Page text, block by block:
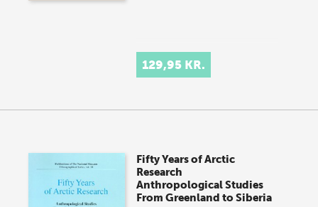
129,95 KR.
Fifty Years of Arctic
Research
Anthropological Studies
From Greenland to Siberia